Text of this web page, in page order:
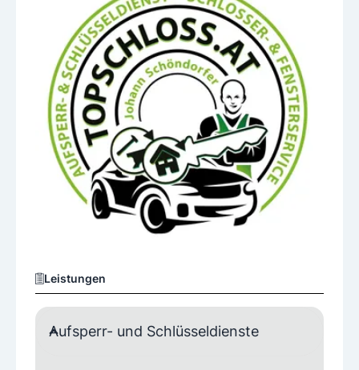
Leistungen
Aufsperr- und Schlüsseldienste